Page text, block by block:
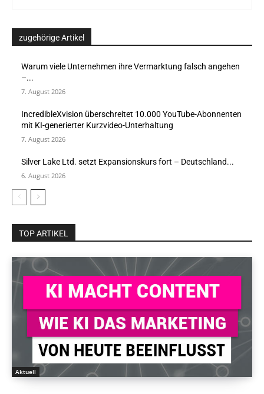
zugehörige Artikel
Warum viele Unternehmen ihre Vermarktung falsch angehen
–...
7. August 2026
IncredibleXvision überschreitet 10.000 YouTube-Abonnenten
mit KI-generierter Kurzvideo-Unterhaltung
7. August 2026
Silver Lake Ltd. setzt Expansionskurs fort – Deutschland...
6. August 2026
TOP ARTIKEL
Aktuell